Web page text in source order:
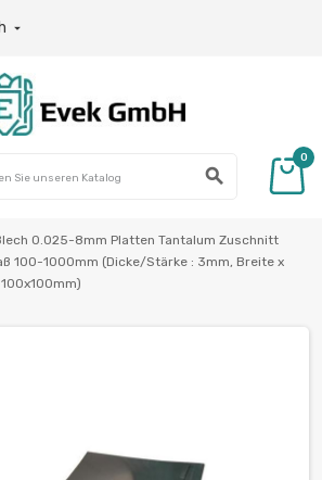

search
0
0.025-8mm Platten Tantalum Zuschnitt
100-1000mm (Dicke/Stärke : 3mm, Breite x